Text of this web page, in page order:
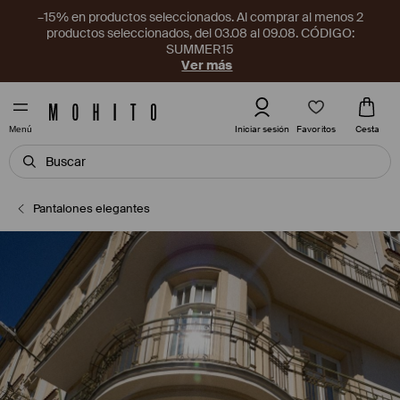
–15% en productos seleccionados. Al comprar al menos 2
productos seleccionados, del 03.08 al 09.08. CÓDIGO:
SUMMER15
Ver más
Menú Iniciar sesión Favoritos Cesta
Pantalones elegantes